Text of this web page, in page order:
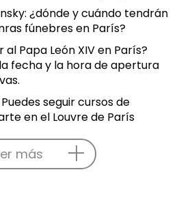
¿dónde y cuándo tendrán
fúnebres en París?
al Papa León XIV en París?
fecha y la hora de apertura
seguir cursos de
en el Louvre de París
más